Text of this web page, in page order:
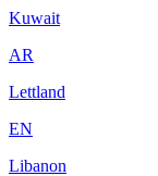
Kuwait
AR
Lettland
EN
Libanon